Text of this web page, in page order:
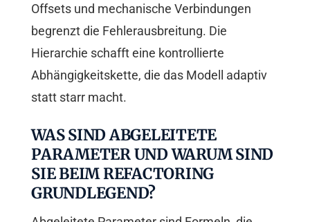
Offsets und mechanische Verbindungen
begrenzt die Fehlerausbreitung. Die
Hierarchie schafft eine kontrollierte
Abhängigkeitskette, die das Modell adaptiv
statt starr macht.
WAS SIND ABGELEITETE
PARAMETER UND WARUM SIND
SIE BEIM REFACTORING
GRUNDLEGEND?